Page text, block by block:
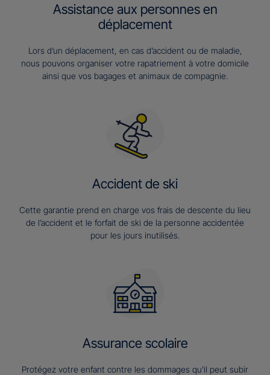
Assistance aux personnes en
déplacement
Lors d’un déplacement, en cas d’accident ou de maladie,
nous pouvons organiser votre rapatriement à votre domicile
ainsi que vos bagages et animaux de compagnie.
Accident de ski
Cette garantie prend en charge vos frais de descente du lieu
de l’accident et le forfait de ski de la personne accidentée
pour les jours inutilisés.
Assurance scolaire
Protégez votre enfant contre les dommages qu’il peut subir